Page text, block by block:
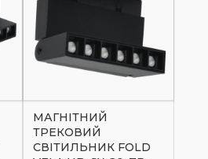
МАГНІТНИЙ
ТРЕКОВИЙ
СВІТИЛЬНИК FOLD